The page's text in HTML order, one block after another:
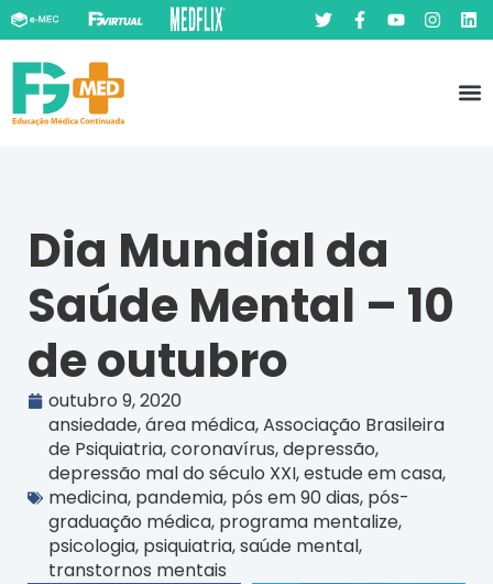
Dia Mundial da
Saúde Mental – 10
de outubro
outubro 9, 2020
ansiedade,área médica,Associação Brasileira
de Psiquiatria,coronavírus,depressão,
depressão mal do século XXI,estude em casa,
medicina, pandemia, pós em 90 dias, pós-
graduação médica, programa mentalize,
psicologia, psiquiatria,saúde mental,
transtornos mentais